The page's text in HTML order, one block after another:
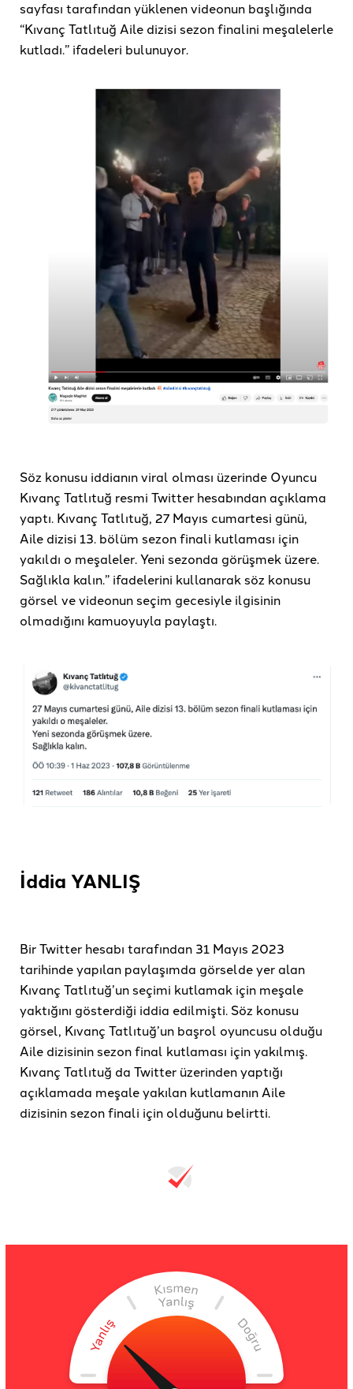
sayfası tarafından yüklenen videonun başlığında
“Kıvanç Tatlıtuğ Aile dizisi sezon finalini meşalelerle
kutladı.” ifadeleri bulunuyor.
Söz konusu iddianın viral olması üzerinde Oyuncu
Kıvanç Tatlıtuğ resmi Twitter hesabından açıklama
yaptı. Kıvanç Tatlıtuğ, 27 Mayıs cumartesi günü,
Aile dizisi 13. bölüm sezon finali kutlaması için
yakıldı o meşaleler. Yeni sezonda görüşmek üzere.
Sağlıkla kalın.” ifadelerini kullanarak söz konusu
görsel ve videonun seçim gecesiyle ilgisinin
olmadığını kamuoyuyla paylaştı.
İddia YANLIŞ
Bir Twitter hesabı tarafından 31 Mayıs 2023
tarihinde yapılan paylaşımda görselde yer alan
Kıvanç Tatlıtuğ’un seçimi kutlamak için meşale
yaktığını gösterdiği iddia edilmişti. Söz konusu
görsel, Kıvanç Tatlıtuğ’un başrol oyuncusu olduğu
Aile dizisinin sezon final kutlaması için yakılmış.
Kıvanç Tatlıtuğ da Twitter üzerinden yaptığı
açıklamada meşale yakılan kutlamanın Aile
dizisinin sezon finali için olduğunu belirtti.